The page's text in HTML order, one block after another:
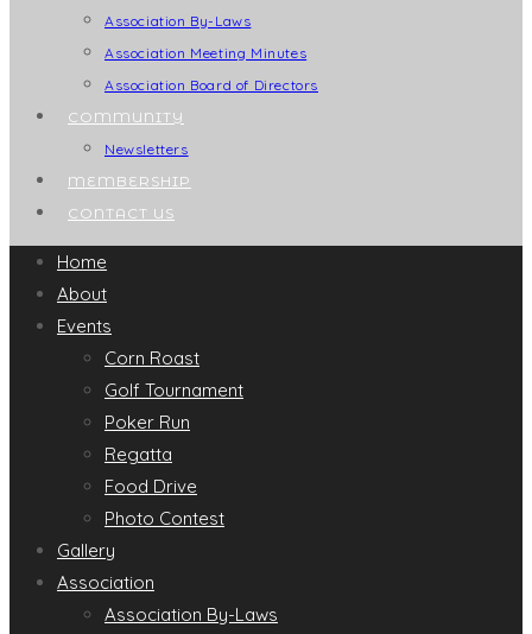
Association By-Laws
Association Meeting Minutes
Association Board of Directors
COMMUNITY
Newsletters
MEMBERSHIP
CONTACT US
Home
About
Events
Corn Roast
Golf Tournament
Poker Run
Regatta
Food Drive
Photo Contest
Gallery
Association
Association By-Laws